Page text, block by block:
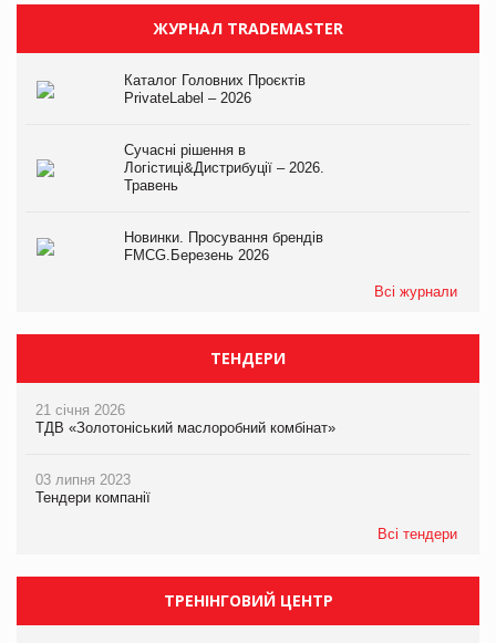
ЖУРНАЛ TRADEMASTER
Каталог Головних Проєктів
PrivateLabel – 2026
Сучасні рішення в
Логістиці&Дистрибуції – 2026.
Травень
Новинки. Просування брендів
FMCG.Березень 2026
Всі журнали
ТЕНДЕРИ
21 січня 2026
ТДВ «Золотоніський маслоробний комбінат»
03 липня 2023
Тендери компанії
Всі тендери
ТРЕНІНГОВИЙ ЦЕНТР